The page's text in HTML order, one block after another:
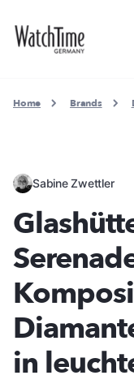
Home Brands
Sabine Zwettler
in